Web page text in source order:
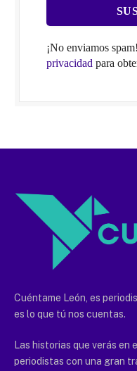
¡No enviamos
privacidad para
Cuéntame León, es
es lo que tú nos cuentas.
Las historias que verás en
periodistas con una gran